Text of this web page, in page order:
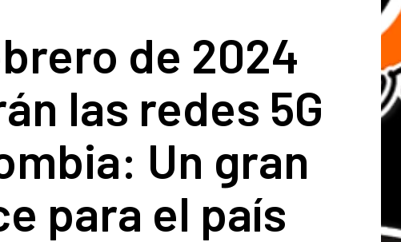
de 2024
las redes 5G
Un gran
para el país